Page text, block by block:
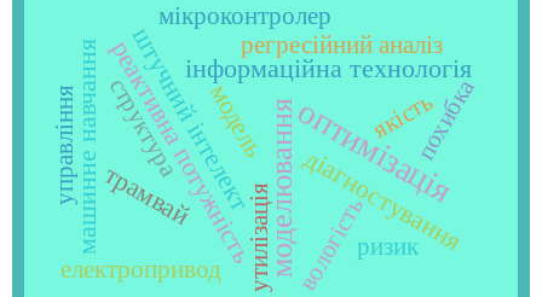
оптимізація
моделювання
інформаційна технологія
реактивна потужність
машинне навчання модель
штучний інтелект діагностування
трамвай вологістьризик
управління
електропривод
структура
регресійний аналіз
мікроконтролер
якістьпохибка
утилізація